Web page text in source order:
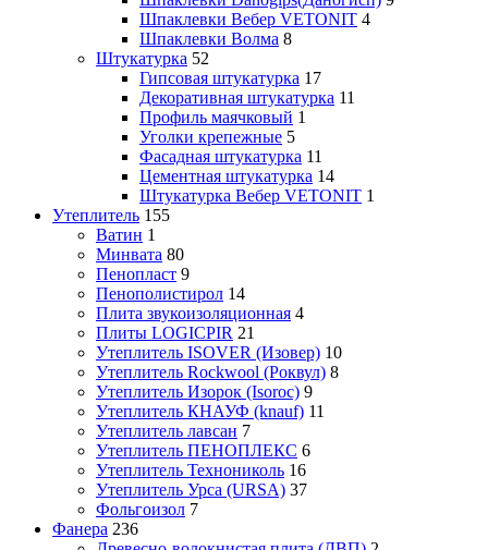
Шпаклевки Вебер VETONIT 4
Шпаклевки Волма 8
Штукатурка 52
Гипсовая штукатурка 17
Декоративная штукатурка 11
Профиль маячковый 1
Уголки крепежные 5
Фасадная штукатурка 11
Цементная штукатурка 14
Штукатурка Вебер VETONIT 1
Утеплитель 155
Ватин 1
Минвата 80
Пенопласт 9
Пенополистирол 14
Плита звукоизоляционная 4
Плиты LOGICPIR 21
Утеплитель ISOVER (Изовер) 10
Утеплитель Rockwool (Роквул) 8
Утеплитель Изорок (Isoroc) 9
Утеплитель КНАУФ (knauf) 11
Утеплитель лавсан 7
Утеплитель ПЕНОПЛЕКС 6
Утеплитель Технониколь 16
Утеплитель Урса (URSA) 37
Фольгоизол 7
Фанера 236